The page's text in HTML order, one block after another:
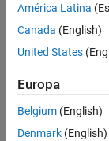
América Latina
Canada (English)
United States
Europa
Belgium (English)
Denmark (English)
Centro di fiducia